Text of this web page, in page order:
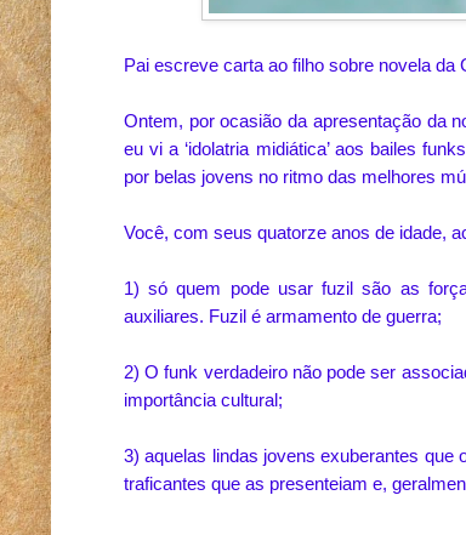
Pai escreve carta ao filho sobre novela da
Ontem, por ocasião da apresentação da
eu vi a ‘idolatria midiática’ aos bailes
por belas jovens no ritmo das melhores
Você, com seus quatorze anos de idade,
1) só quem pode usar fuzil são as
auxiliares. Fuzil é armamento de guerra;
2) O funk verdadeiro não pode ser
importância cultural;
3) aquelas lindas jovens exuberantes
traficantes que as presenteiam e,